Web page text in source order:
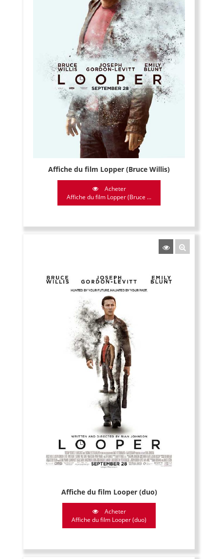
Affiche du film Lopper (Bruce Willis)
Acheter
Affiche du film Lopper (Bruce ...
Affiche du film Looper (duo)
Acheter
Affiche du film Looper (duo)